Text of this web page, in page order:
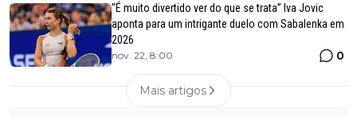
“É muito divertido ver do que se trata” Iva Jovic
aponta para um intrigante duelo com Sabalenka em
2026
nov. 22, 8:00 0
Mais artigos